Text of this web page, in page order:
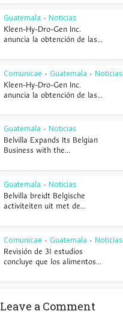
Guatemala • Noticias
Kleen-Hy-Dro-Gen Inc.
anuncia la obtención de las...
Comunicae • Guatemala • Noticias
Kleen-Hy-Dro-Gen Inc.
anuncia la obtención de las...
Guatemala • Noticias
Belvilla Expands Its Belgian
Business with the...
Guatemala • Noticias
Belvilla breidt Belgische
activiteiten uit met de...
Comunicae • Guatemala • Noticias
Revisión de 31 estudios
concluye que los alimentos...
Leave a Comment